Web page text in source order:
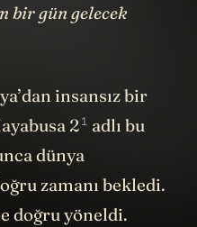
bir gün gelecek
insansız bir
21 adlı bu
dünya
zamanı bekledi.
doğru yöneldi.